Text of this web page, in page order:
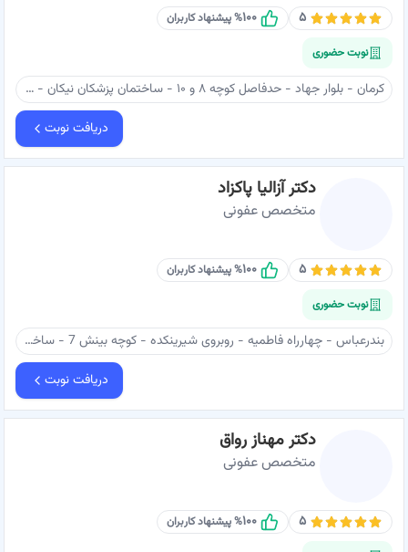
۵ ۱۰۰% پیشنهاد کاربران
نوبت حضوری
کرمان - بلوار جهاد - حدفاصل کوچه ۸ و ۱۰ - ساختمان پزشکان نیکان - طبقه ۴ - مطب دکتر علی اکبر جوادی
دریافت نوبت
دکتر آزالیا پاکزاد
متخصص عفونی
۵ ۱۰۰% پیشنهاد کاربران
نوبت حضوری
بندرعباس - چهارراه فاطمیه - روبروی شیرینکده - کوچه بینش 7 - ساختمان مارال - طبقه ۵ - دکتر آزالیا پاکزاد
دریافت نوبت
دکتر مهناز رواق
متخصص عفونی
۵ ۱۰۰% پیشنهاد کاربران